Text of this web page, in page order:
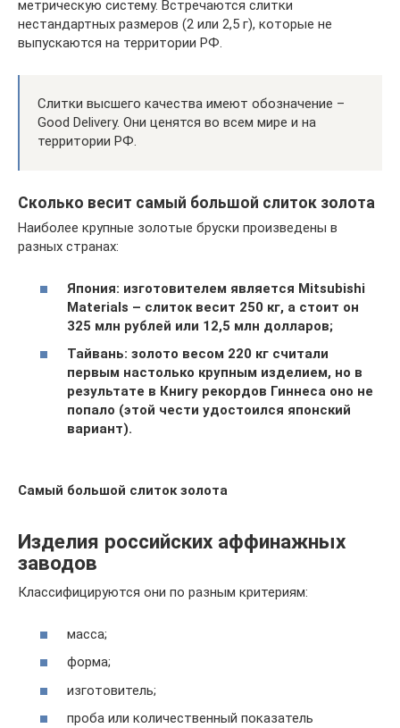
метрическую систему. Встречаются слитки
нестандартных размеров (2 или 2,5 г), которые не
выпускаются на территории РФ.
Слитки высшего качества имеют обозначение –
Good Delivery. Они ценятся во всем мире и на
территории РФ.
Сколько весит самый большой слиток золота
Наиболее крупные золотые бруски произведены в
разных странах:
Япония: изготовителем является Mitsubishi
Materials – слиток весит 250 кг, а стоит он
325 млн рублей или 12,5 млн долларов;
Тайвань: золото весом 220 кг считали
первым настолько крупным изделием, но в
результате в Книгу рекордов Гиннеса оно не
попало (этой чести удостоился японский
вариант).
Самый большой слиток золота
Изделия российских аффинажных
заводов
Классифицируются они по разным критериям:
масса;
форма;
изготовитель;
проба или количественный показатель